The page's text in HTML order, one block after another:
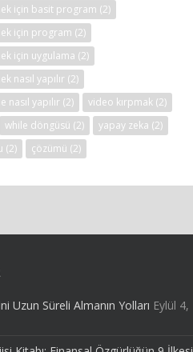
için basit program (2)
için program (2)
için uygulama (2)
nasıl yapılır (2)
nasıl yapılır (2) video kırpmak (2)
while döngüsü (2) yapay zeka (2)
(2) çözümü (2)
Uzun Süreli Almanın Yolları Eylül 4,